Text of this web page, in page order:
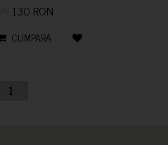
130 RON
CUMPARA
1